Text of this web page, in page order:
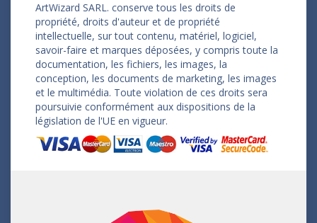
ArtWizard SARL. conserve tous les droits de
propriété, droits d'auteur et de propriété
intellectuelle, sur tout contenu, matériel, logiciel,
savoir-faire et marques déposées, y compris toute la
documentation, les fichiers, les images, la
conception, les documents de marketing, les images
et le multimédia. Toute violation de ces droits sera
poursuivie conformément aux dispositions de la
législation de l'UE en vigueur.